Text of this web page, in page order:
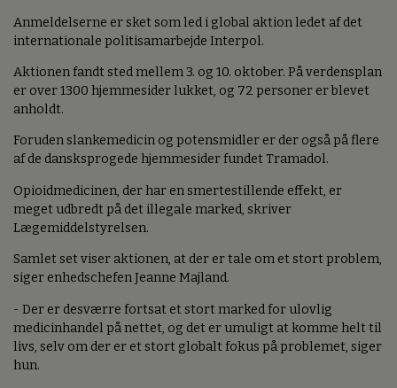
Anmeldelserne er sket som led i global aktion ledet af det
internationale politisamarbejde Interpol.
Aktionen fandt sted mellem 3. og 10. oktober. På verdensplan
er over 1300 hjemmesider lukket, og 72 personer er blevet
anholdt.
Foruden slankemedicin og potensmidler er der også på flere
af de dansksprogede hjemmesider fundet Tramadol.
Opioidmedicinen, der har en smertestillende effekt, er
meget udbredt på det illegale marked, skriver
Lægemiddelstyrelsen.
Samlet set viser aktionen, at der er tale om et stort problem,
siger enhedschefen Jeanne Majland.
- Der er desværre fortsat et stort marked for ulovlig
medicinhandel på nettet, og det er umuligt at komme helt til
livs, selv om der er et stort globalt fokus på problemet, siger
hun.